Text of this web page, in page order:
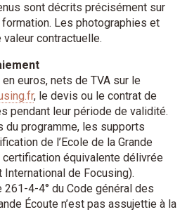
sont décrits précisément sur
Les photographies et
valeur contractuelle.
euros, nets de TVA sur le
, le devis ou le contrat de
pendant leur période de validité.
programme, les supports
de l’Ecole de la Grande
équivalente délivrée
de Focusing).
261-4-4° du Code général des
Écoute n’est pas assujettie à la